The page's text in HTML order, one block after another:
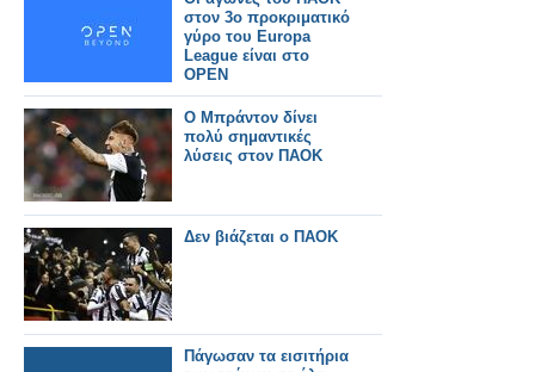
στον 3ο προκριματικό
γύρο του Europa
League είναι στο
OPEN
Ο Μπράντον δίνει
πολύ σημαντικές
λύσεις στον ΠΑΟΚ
Δεν βιάζεται ο ΠΑΟΚ
Πάγωσαν τα εισιτήρια